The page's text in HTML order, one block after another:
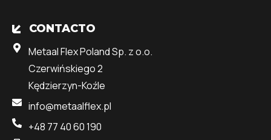
CONTACTO
Metaal Flex Poland Sp. z o.o.
Czerwińskiego 2
Kędzierzyn-Koźle
info@metaalflex.pl
+48 77 40 60 190